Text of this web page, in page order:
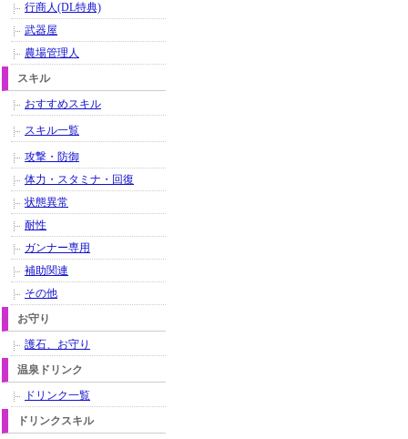
行商人(DL特典)
武器屋
農場管理人
スキル
おすすめスキル
スキル一覧
攻撃・防御
体力・スタミナ・回復
状態異常
耐性
ガンナー専用
補助関連
その他
お守り
護石、お守り
温泉ドリンク
ドリンク一覧
ドリンクスキル